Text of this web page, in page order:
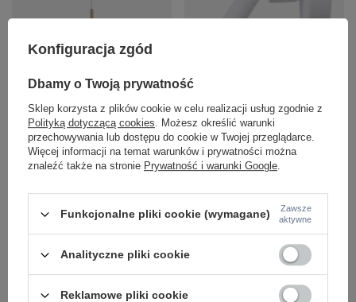
SOPEL 1 PROSTY ZŁOTY 100%
lampa wisząca Sigma 33253
448,95 zł
+ Dodaj do porównania
Ilość produktów
KINKIET SOPEL BIAŁY Sigma
87,33 zł / szt.
+ Dodaj do porównania
Konfiguracja zgód
Dbamy o Twoją prywatność
Sklep korzysta z plików cookie w celu realizacji usług zgodnie z
Polityką dotyczącą cookies. Możesz określić warunki
przechowywania lub dostępu do cookie w Twojej przeglądarce.
Więcej informacji na temat warunków i prywatności można
znaleźć także na stronie Prywatność i warunki Google.
Funkcjonalne pliki cookie (wymagane)
Zawsze
aktywne
Analityczne pliki cookie
Reklamowe pliki cookie